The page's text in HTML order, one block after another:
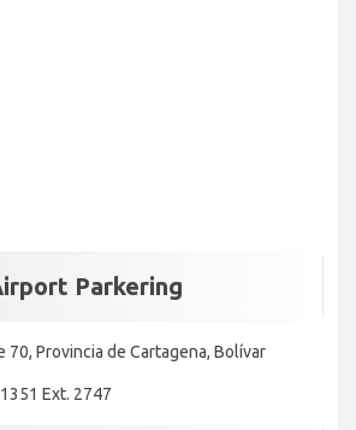
Parkering
70, Provincia de Cartagena, Bolívar
Ext. 2747